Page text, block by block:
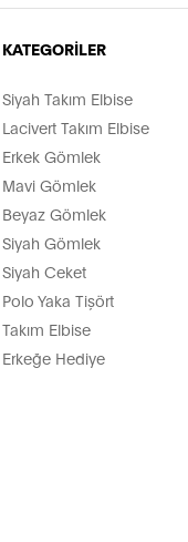
KATEGORİLER
Siyah Takım Elbise
Lacivert Takım Elbise
Erkek Gömlek
Mavi Gömlek
Beyaz Gömlek
Siyah Gömlek
Siyah Ceket
Polo Yaka Tişört
Takım Elbise
Erkeğe Hediye